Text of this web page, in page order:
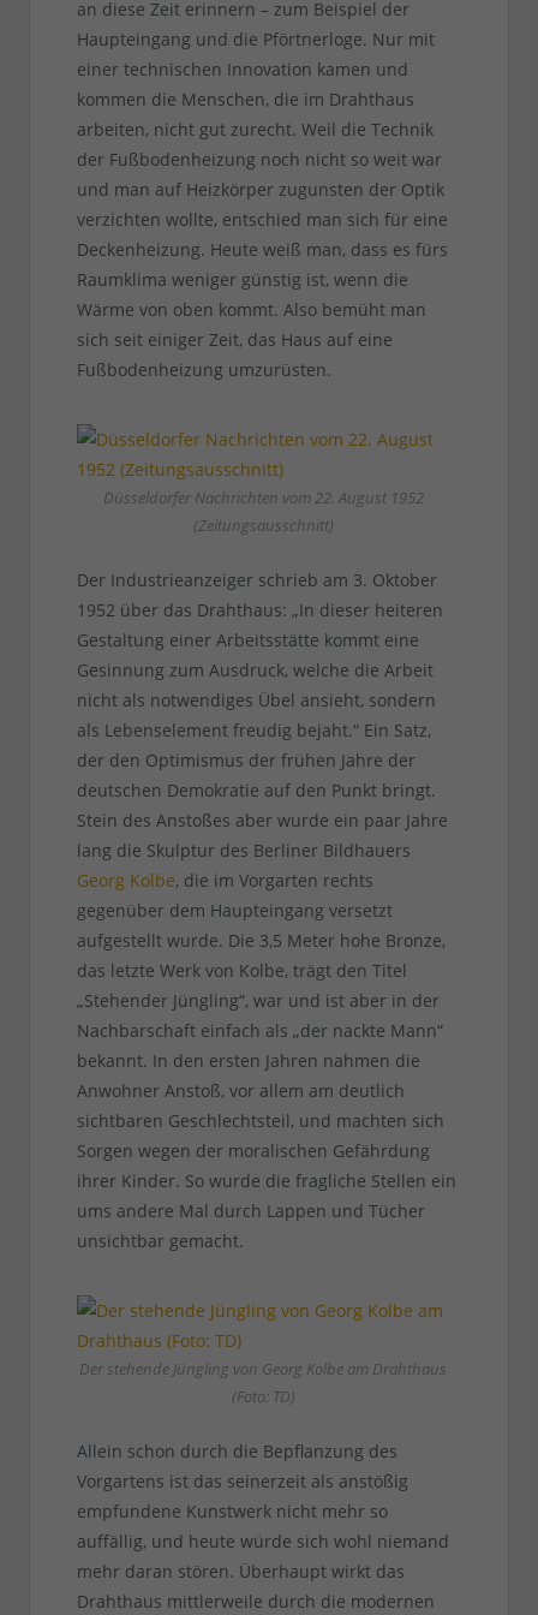
an diese Zeit erinnern – zum Beispiel der
Haupteingang und die Pförtnerloge. Nur mit
einer technischen Innovation kamen und
kommen die Menschen, die im Drahthaus
arbeiten, nicht gut zurecht. Weil die Technik
der Fußbodenheizung noch nicht so weit war
und man auf Heizkörper zugunsten der Optik
verzichten wollte, entschied man sich für eine
Deckenheizung. Heute weiß man, dass es fürs
Raumklima weniger günstig ist, wenn die
Wärme von oben kommt. Also bemüht man
sich seit einiger Zeit, das Haus auf eine
Fußbodenheizung umzurüsten.
Düsseldorfer Nachrichten vom 22. August 1952
(Zeitungsausschnitt)
Der Industrieanzeiger schrieb am 3. Oktober
1952 über das Drahthaus: „In dieser heiteren
Gestaltung einer Arbeitsstätte kommt eine
Gesinnung zum Ausdruck, welche die Arbeit
nicht als notwendiges Übel ansieht, sondern
als Lebenselement freudig bejaht.“ Ein Satz,
der den Optimismus der frühen Jahre der
deutschen Demokratie auf den Punkt bringt.
Stein des Anstoßes aber wurde ein paar Jahre
lang die Skulptur des Berliner Bildhauers
Georg Kolbe, die im Vorgarten rechts
gegenüber dem Haupteingang versetzt
aufgestellt wurde. Die 3,5 Meter hohe Bronze,
das letzte Werk von Kolbe, trägt den Titel
„Stehender Jüngling“, war und ist aber in der
Nachbarschaft einfach als „der nackte Mann“
bekannt. In den ersten Jahren nahmen die
Anwohner Anstoß, vor allem am deutlich
sichtbaren Geschlechtsteil, und machten sich
Sorgen wegen der moralischen Gefährdung
ihrer Kinder. So wurde die fragliche Stellen ein
ums andere Mal durch Lappen und Tücher
unsichtbar gemacht.
Der stehende Jüngling von Georg Kolbe am Drahthaus
(Foto: TD)
Allein schon durch die Bepflanzung des
Vorgartens ist das seinerzeit als anstößig
empfundene Kunstwerk nicht mehr so
auffällig, und heute würde sich wohl niemand
mehr daran stören. Überhaupt wirkt das
Drahthaus mittlerweile durch die modernen